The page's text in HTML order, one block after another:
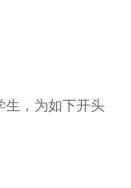
生，为如下开头